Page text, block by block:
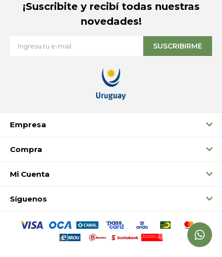
Empresa
Compra
Mi Cuenta
Síguenos
¡Suscribite y recibí todas nuestras
novedades!
SUSCRIBIRME